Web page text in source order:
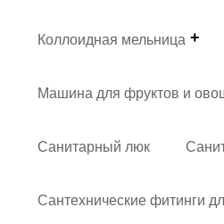
Коллоидная мельница
Машина для фруктов и
Санитарный люк
Сантехнические фитинги